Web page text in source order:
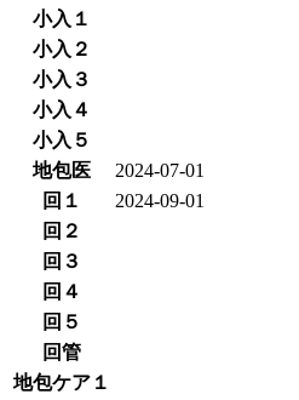
小入１
小入２
小入３
小入４
小入５
地包医
2024-07-01
回１
2024-09-01
回２
回３
回４
回５
回管
地包ケア１